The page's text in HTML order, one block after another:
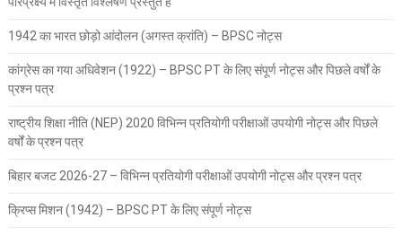
1942 का भारत छोड़ो आंदोलन (अगस्त क्रांति) – BPSC नोट्स
कांग्रेस का गया अधिवेशन (1922) – BPSC PT के लिए संपूर्ण नोट्स और पिछले वर्षों के
प्रश्न पत्र
राष्ट्रीय शिक्षा नीति (NEP) 2020 विभिन्न प्रतियोगी परीक्षाओं उपयोगी नोट्स और पिछले
वर्षों के प्रश्न पत्र
बिहार बजट 2026-27 – विभिन्न प्रतियोगी परीक्षाओं उपयोगी नोट्स और प्रश्न पत्र
क्रिप्स मिशन (1942) – BPSC PT के लिए संपूर्ण नोट्स